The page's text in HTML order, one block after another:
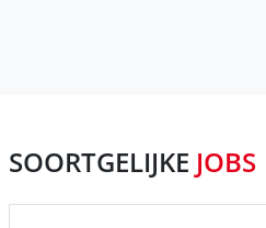
SOORTGELIJKE JOBS